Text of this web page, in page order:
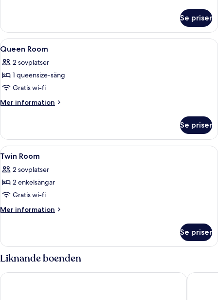
Economy
Room
Se priser
Öppna
alla
foton
för
Queen
Room
Värdeförvaringsskåp på rummet,
6
Queen Room
2 sovplatser
1 queensize-säng
Gratis wi-fi
Mer information
Mer
Room
Se priser
Öppna
alla
foton
för
Twin
Room
Värdeförvaringsskåp på rummet,
9
Twin Room
2 sovplatser
2 enkelsängar
Gratis wi-fi
Mer information
Mer
Room
Se priser
Liknande boenden
CABINN Copenhagen